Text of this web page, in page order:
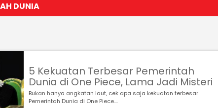
DUNIA
5 Kekuatan Terbesar Pemerintah
Dunia di One Piece, Lama Jadi Misteri
Bukan hanya angkatan laut, cek apa saja kekuatan terbesar
Pemerintah Dunia di One Piece....